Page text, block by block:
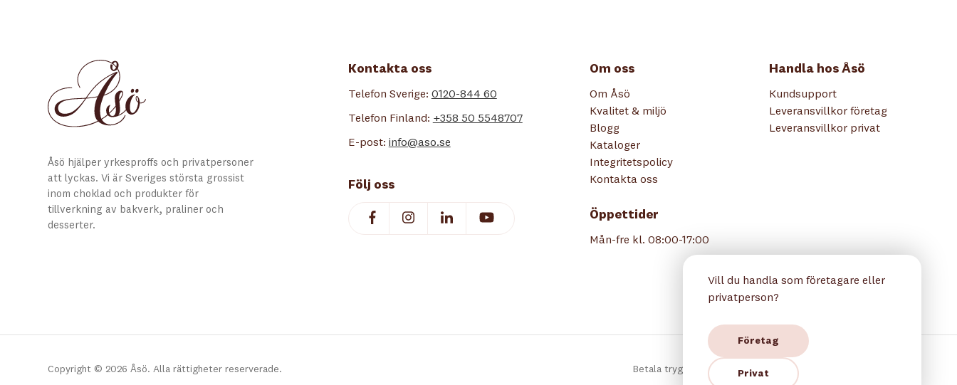
Åsö hjälper yrkesproffs och privatpersoner
att lyckas. Vi är Sveriges största grossist
inom choklad och produkter för
tillverkning av bakverk, praliner och
desserter.
Kontakta oss
Telefon Sverige: 0120-844 60
Telefon Finland: +358 50 5548707
E-post: info@aso.se
Följ oss
Om oss
Om Åsö
Kvalitet & miljö
Blogg
Kataloger
Integritetspolicy
Kontakta oss
Öppettider
Mån-fre kl. 08:00-17:00
Handla hos Åsö
Kundsupport
Leveransvillkor företag
Leveransvillkor privat
Copyright © 2026 Åsö. Alla rättigheter reserverade. Betala tryggt hos oss:
Vill du handla som företagare eller
privatperson?
Företag
Privat